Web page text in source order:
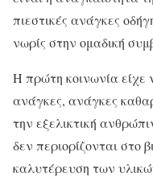
πιεστικές ανάγκες
νωρίς στην ομαδική
H πρώτη κοινωνία είχε
ανάγκες, ανάγκες
την εξελικτική
δεν περιορίζονται στο
καλυτέρευση των